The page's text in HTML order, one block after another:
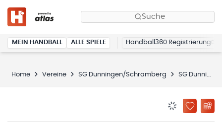
Suche
MEIN HANDBALL ALLE SPIELE Handball360 Registrierung
Home Vereine SG Dunningen/Schramberg SG Dunningen/Schramberg 2
ZU